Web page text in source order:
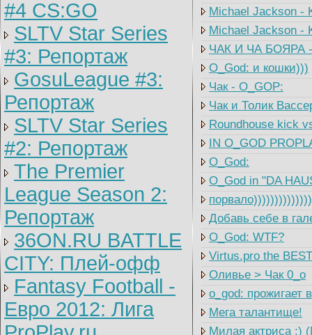
#4 CS:GO
SLTV Star Series
#3: Репортаж
GosuLeague #3:
Репортаж
SLTV Star Series
#2: Репортаж
The Premier
League Season 2:
Репортаж
36ON.RU BATTLE
CITY: Плей-офф
Fantasy Football -
Евро 2012: Лига
Michael Jackson -
Michael Jackson -
ЧАК И ЧА БОЯРА -
O_God: и кошки)))
Чак - O_GOP:
Чак и Толик
Roundhouse kick
IN O_GOD
O_God:
O_God in "DA
Добавь себе в
O_God: WTF?
Virtus.pro the
Оливье > Чак 0_o
o_god: прожигает
Мега талантище!
Милая актриса :)